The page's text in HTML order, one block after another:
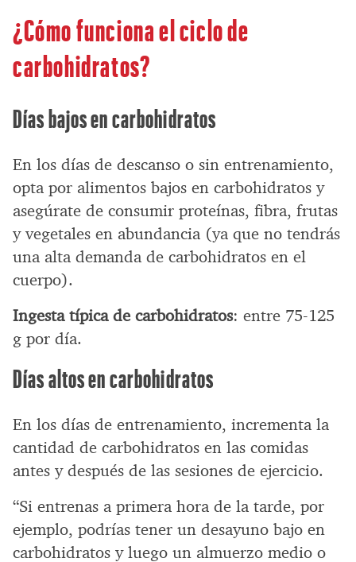
¿Cómo funciona el ciclo de
carbohidratos?
Días bajos en carbohidratos
En los días de descanso o sin entrenamiento,
opta por alimentos bajos en carbohidratos y
asegúrate de consumir proteínas, fibra, frutas
y vegetales en abundancia (ya que no tendrás
una alta demanda de carbohidratos en el
cuerpo).
Ingesta típica de carbohidratos: entre 75-125
g por día.
Días altos en carbohidratos
En los días de entrenamiento, incrementa la
cantidad de carbohidratos en las comidas
antes y después de las sesiones de ejercicio.
“Si entrenas a primera hora de la tarde, por
ejemplo, podrías tener un desayuno bajo en
carbohidratos y luego un almuerzo medio o